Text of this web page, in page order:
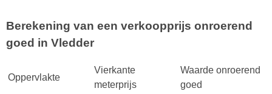
Berekening van een verkoopprijs onroerend
goed in Vledder
Oppervlakte
Vierkante
meterprijs
Waarde onroerend
goed